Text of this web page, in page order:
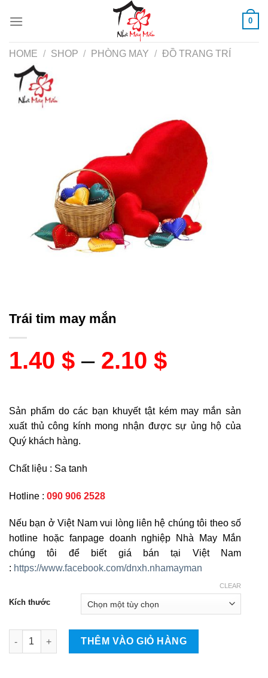
0
HOME / SHOP / PHÒNG MAY / ĐỒ TRANG TRÍ
Trái tim may mắn
1.40 $ – 2.10 $
Sản phẩm do các bạn khuyết tật kém may mắn sản
xuất thủ công kính mong nhận được sự ủng hộ của
Quý khách hàng.
Chất liệu : Sa tanh
Hotline : 090 906 2528
Nếu bạn ở Việt Nam vui lòng liên hệ chúng tôi theo số
hotline hoặc fanpage doanh nghiệp Nhà May Mắn
chúng tôi để biết giá bán tại Việt Nam
: https://www.facebook.com/dnxh.nhamayman
Kích thước
CLEAR
Trái tim may mắn quantity
THÊM VÀO GIỎ HÀNG